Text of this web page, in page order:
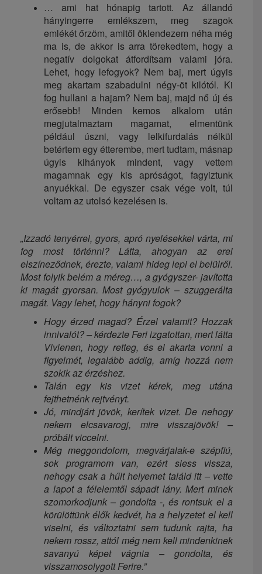
… ami hat hónapig tartott. Az állandó
hányingerre emlékszem, meg szagok
emlékét őrzöm, amitől öklendezem néha még
ma is, de akkor is arra törekedtem, hogy a
negatív dolgokat átfordítsam valami jóra.
Lehet, hogy lefogyok? Nem baj, mert úgyis
meg akartam szabadulni négy-öt kilótól. Ki
fog hullani a hajam? Nem baj, majd nő új és
erősebb! Minden kemos alkalom után
megjutalmaztam magamat, elmentünk
például úszni, vagy lelkifurdalás nélkül
betértem egy étterembe, mert tudtam, másnap
úgyis kihányok mindent, vagy vettem
magamnak egy kis apróságot, fagyiztunk
anyuékkal. De egyszer csak vége volt, túl
voltam az utolsó kezelésen is.
„Izzadó tenyérrel, gyors, apró nyelésekkel várta, mi
fog most történni? Látta, ahogyan az erei
elszíneződnek, érezte, valami hideg lepi el belülről.
Most folyik belém a méreg…, a gyógyszer- javította
ki magát gyorsan. Most gyógyulok – szuggerálta
magát. Vagy lehet, hogy hányni fogok?
Hogy érzed magad? Érzel valamit? Hozzak
innivalót? – kérdezte Feri izgatottan, mert látta
Vivienen, hogy retteg, és el akarta vonni a
figyelmét, legalább addig, amíg hozzá nem
szokik az érzéshez.
Talán egy kis vizet kérek, meg utána
fejthetnénk rejtvényt.
Jó, mindjárt jövök, kerítek vizet. De nehogy
nekem elcsavarogj, mire visszajövök! –
próbált viccelni.
Még meggondolom, megvárjalak-e szépfiú,
sok programom van, ezért siess vissza,
nehogy csak a hűlt helyemet találd itt – vette
a lapot a félelemtől sápadt lány. Mert minek
szomorkodjunk – gondolta -, és rontsuk el a
körülöttünk élők kedvét, ha a helyzetet el kell
viselni, és változtatni sem tudunk rajta, ha
nekem rossz, attól még nem kell mindenkinek
savanyú képet vágnia – gondolta, és
visszamosolygott Ferire.”